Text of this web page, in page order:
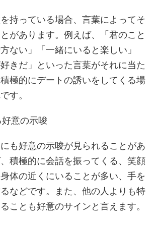
持っている場合、言葉によってそ
があります。例えば、「君のこと
ない」「一緒にいると楽しい」
好きだ」といった言葉がそれに当た
極的にデートの誘いをしてくる場
す。
意の示唆
も好意の示唆が見られることがあ
積極的に会話を振ってくる、笑顔
体の近くにいることが多い、手を
などです。また、他の人よりも特
ことも好意のサインと言えます。